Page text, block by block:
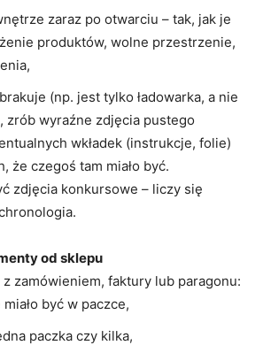
zaraz po otwarciu – tak, jak je
produktów, wolne przestrzenie,
(np. jest tylko ładowarka, a nie
zrób wyraźne zdjęcia pustego
wkładek (instrukcje, folie)
że czegoś tam miało być.
zdjęcia konkursowe – liczy się
od sklepu
z zamówieniem, faktury lub paragonu:
być w paczce,
paczka czy kilka,